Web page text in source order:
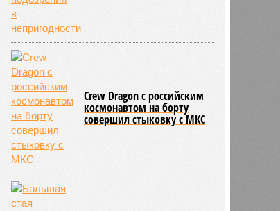
Crew Dragon с российским
космонавтом на борту
совершил стыковку с МКС